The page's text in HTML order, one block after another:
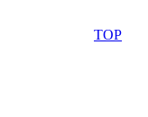
TOP